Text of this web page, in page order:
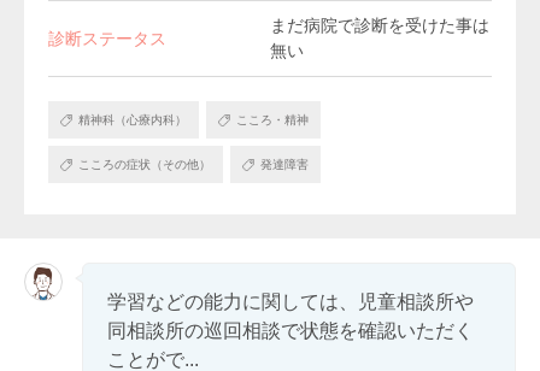
診断ステータス
まだ病院で診断を受けた事は
無い
精神科（心療内科） こころ・精神
こころの症状（その他） 発達障害
学習などの能力に関しては、児童相談所や
同相談所の巡回相談で状態を確認いただく
ことがで...